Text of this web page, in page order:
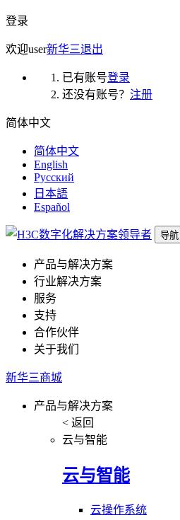
登录
欢迎user新华三退出
已有账号登录
还没有账号？ 注册
简体中文
简体中文
English
Русский
日本語
Español
导航
产品与解决方案
行业解决方案
服务
支持
合作伙伴
关于我们
新华三商城
产品与解决方案
< 返回
云与智能
云与智能
云操作系统